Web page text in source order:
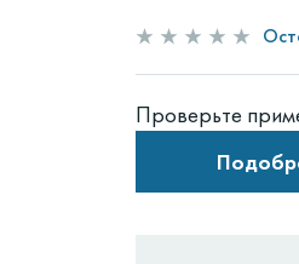
Проверьте